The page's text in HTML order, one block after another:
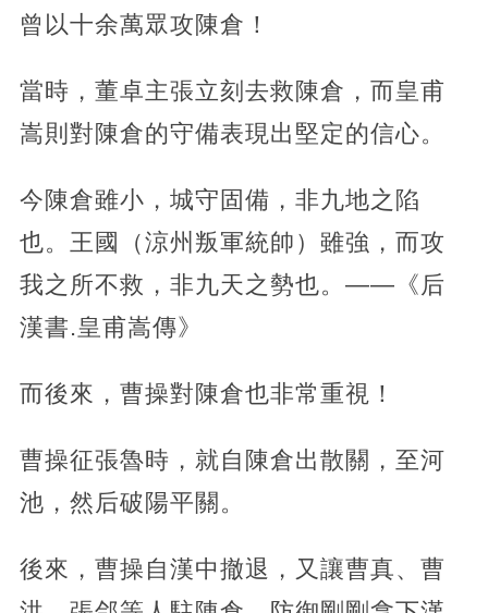
曾以十余萬眾攻陳倉！
當時，董卓主張立刻去救陳倉，而皇甫
嵩則對陳倉的守備表現出堅定的信心。
今陳倉雖小，城守固備，非九地之陷
也。王國（涼州叛軍統帥）雖強，而攻
我之所不救，非九天之勢也。——《后
漢書.皇甫嵩傳》
而後來，曹操對陳倉也非常重視！
曹操征張魯時，就自陳倉出散關，至河
池，然后破陽平關。
後來，曹操自漢中撤退，又讓曹真、曹